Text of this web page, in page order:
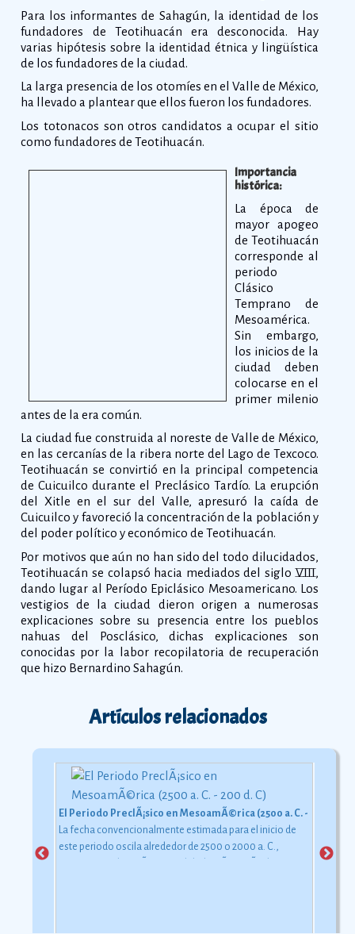
Para los informantes de Sahagún, la identidad de los
fundadores de Teotihuacán era desconocida. Hay
varias hipótesis sobre la identidad étnica y lingüística
de los fundadores de la ciudad.
La larga presencia de los otomíes en el Valle de México,
ha llevado a plantear que ellos fueron los fundadores.
Los totonacos son otros candidatos a ocupar el sitio
como fundadores de Teotihuacán.
Importancia
histórica:
La época de
mayor apogeo
de Teotihuacán
corresponde al
periodo
Clásico
Temprano de
Mesoamérica.
Sin embargo,
los inicios de la
ciudad deben
colocarse en el
primer milenio
antes de la era común.
La ciudad fue construida al noreste de Valle de México,
en las cercanías de la ribera norte del Lago de Texcoco.
Teotihuacán se convirtió en la principal competencia
de Cuicuilco durante el Preclásico Tardío. La erupción
del Xitle en el sur del Valle, apresuró la caída de
Cuicuilco y favoreció la concentración de la población y
del poder político y económico de Teotihuacán.
Por motivos que aún no han sido del todo dilucidados,
Teotihuacán se colapsó hacia mediados del siglo VIII,
dando lugar al Período Epiclásico Mesoamericano. Los
vestigios de la ciudad dieron origen a numerosas
explicaciones sobre su presencia entre los pueblos
nahuas del Posclásico, dichas explicaciones son
conocidas por la labor recopilatoria de recuperación
que hizo Bernardino Sahagún.
Artículos relacionados
El Periodo PreclÃ¡sico en MesoamÃ©rica (2500 a. C. - 200 d. C)
La fecha convencionalmente estimada para el inicio de
este periodo oscila alrededor de 2500 o 2000 a. C.,